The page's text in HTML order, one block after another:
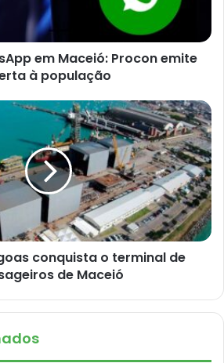
em Maceió: Procon emite
à população
conquista o terminal de
de Maceió